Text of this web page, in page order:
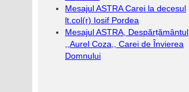
Mesajul ASTRA Carei la decesul
lt.col(r) Iosif Pordea
Mesajul ASTRA, Despărțământul
,,Aurel Coza,, Carei de Învierea
Domnului